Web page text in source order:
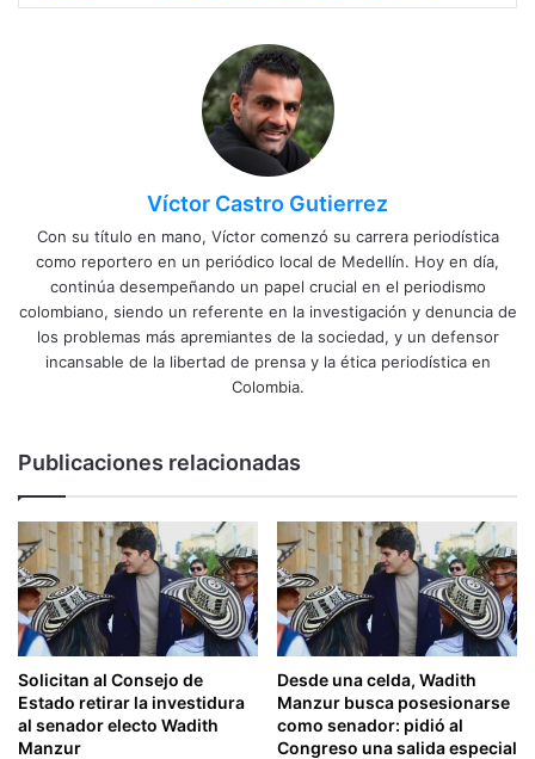
Víctor Castro Gutierrez
Con su título en mano, Víctor comenzó su carrera periodística
como reportero en un periódico local de Medellín. Hoy en día,
continúa desempeñando un papel crucial en el periodismo
colombiano, siendo un referente en la investigación y denuncia de
los problemas más apremiantes de la sociedad, y un defensor
incansable de la libertad de prensa y la ética periodística en
Colombia.
Publicaciones relacionadas
Solicitan al Consejo de
Estado retirar la investidura
al senador electo Wadith
Manzur
Desde una celda, Wadith
Manzur busca posesionarse
como senador: pidió al
Congreso una salida especial